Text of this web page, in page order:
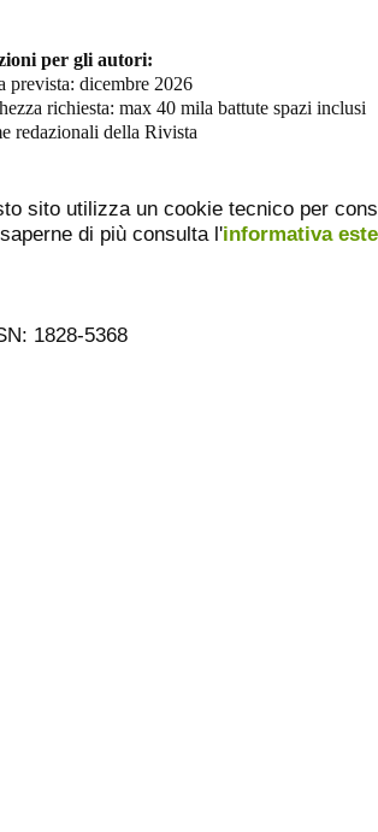
per gli autori:
prevista: dicembre 2026
richiesta: max 40 mila battute spazi inclusi
redazionali della Rivista
sito utilizza un cookie tecnico per
di più consulta l'informativa
1828-5368